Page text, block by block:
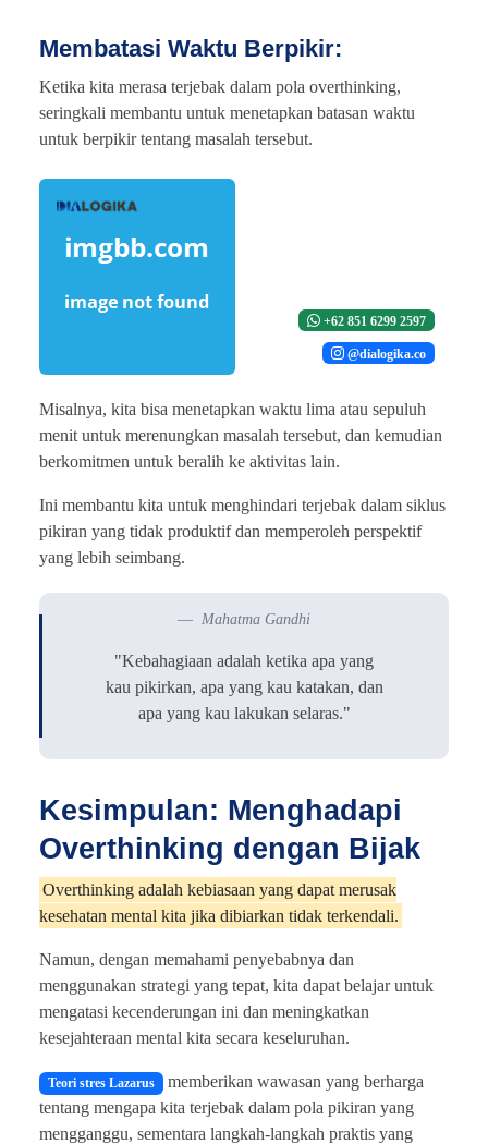
Membatasi Waktu Berpikir:
Ketika kita merasa terjebak dalam pola overthinking,
seringkali membantu untuk menetapkan batasan waktu
untuk berpikir tentang masalah tersebut.
+62 851 6299 2597
@dialogika.co
Misalnya, kita bisa menetapkan waktu lima atau sepuluh
menit untuk merenungkan masalah tersebut, dan kemudian
berkomitmen untuk beralih ke aktivitas lain.
Ini membantu kita untuk menghindari terjebak dalam siklus
pikiran yang tidak produktif dan memperoleh perspektif
yang lebih seimbang.
Mahatma Gandhi
"Kebahagiaan adalah ketika apa yang
kau pikirkan, apa yang kau katakan, dan
apa yang kau lakukan selaras."
Kesimpulan: Menghadapi
Overthinking dengan Bijak
Overthinking adalah kebiasaan yang dapat merusak
kesehatan mental kita jika dibiarkan tidak terkendali.
Namun, dengan memahami penyebabnya dan
menggunakan strategi yang tepat, kita dapat belajar untuk
mengatasi kecenderungan ini dan meningkatkan
kesejahteraan mental kita secara keseluruhan.
Teori stres Lazarus memberikan wawasan yang berharga
tentang mengapa kita terjebak dalam pola pikiran yang
mengganggu, sementara langkah-langkah praktis yang